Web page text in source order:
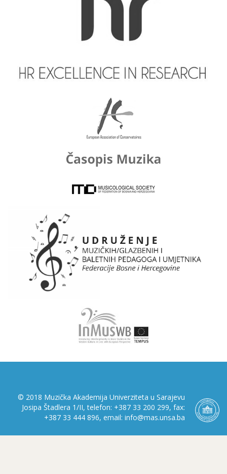
© 2018 Muzička Akademija Univerziteta u Sarajevu
Josipa Štadlera 1/II, telefon: +387 33 200 299, fax:
+387 33 444 896, email: info@mas.unsa.ba